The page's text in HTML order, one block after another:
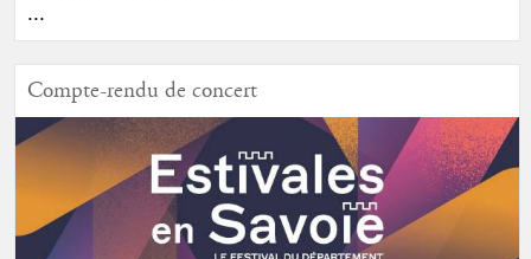
...
Compte-rendu de concert